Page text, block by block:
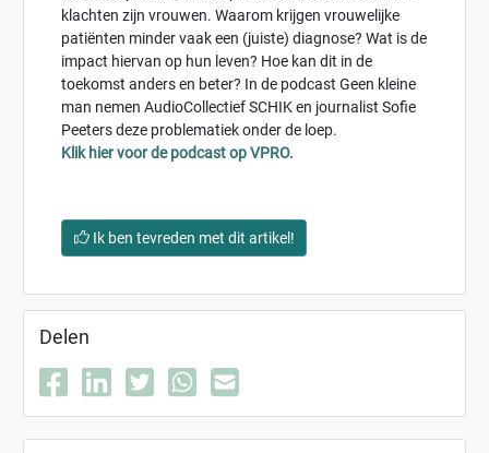
klachten zijn vrouwen. Waarom krijgen vrouwelijke
patiënten minder vaak een (juiste) diagnose? Wat is de
impact hiervan op hun leven? Hoe kan dit in de
toekomst anders en beter? In de podcast Geen kleine
man nemen AudioCollectief SCHIK en journalist Sofie
Peeters deze problematiek onder de loep.
Klik hier voor de podcast op VPRO.
Ik ben tevreden met dit artikel!
Delen